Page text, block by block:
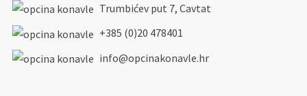
Trumbićev put 7, Cavtat
+385 (0)20 478401
info@opcinakonavle.hr